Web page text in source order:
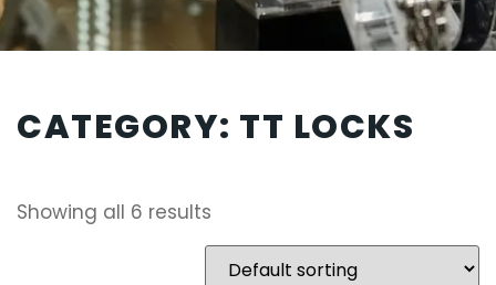
CATEGORY: TT LOCKS
Showing all 6 results